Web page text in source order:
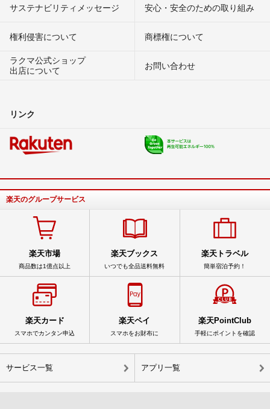
サステナビリティメッセージ 安心・安全のための取り組み
権利侵害について
商標権について
ラクマ公式ショップ
出店について
お問い合わせ
リンク
楽天のグループサービス
楽天市場
商品数は1億点以上
楽天ブックス
いつでも全品送料無料
楽天トラベル
簡単宿泊予約！
楽天カード
スマホでカンタン申込
楽天ペイ
スマホをお財布に
楽天PointClub
手軽にポイントを確認
サービス一覧 アプリ一覧